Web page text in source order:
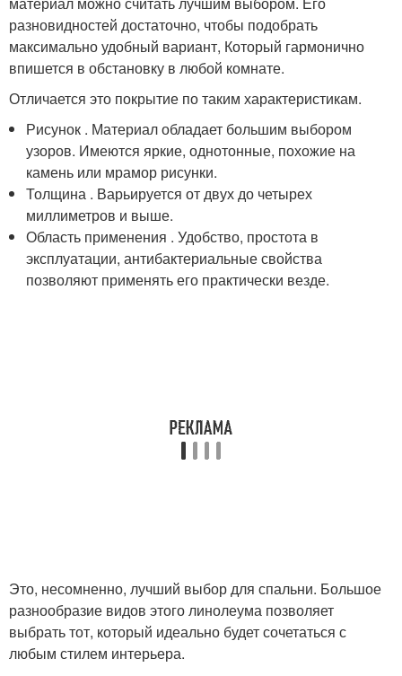
разновидностей достаточно, чтобы подобрать
максимально удобный вариант, Который гармонично
впишется в обстановку в любой комнате.
Отличается это покрытие по таким характеристикам.
Рисунок . Материал обладает большим выбором
узоров. Имеются яркие, однотонные, похожие на
камень или мрамор рисунки.
Толщина . Варьируется от двух до четырех
миллиметров и выше.
Область применения . Удобство, простота в
эксплуатации, антибактериальные свойства
позволяют применять его практически везде.
Это, несомненно, лучший выбор для спальни. Большое
разнообразие видов этого линолеума позволяет
выбрать тот, который идеально будет сочетаться с
любым стилем интерьера.